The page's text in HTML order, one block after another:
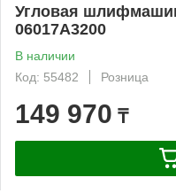
Угловая
06017A3200
В наличии
Код: 55482
Розница
149 970 ₸